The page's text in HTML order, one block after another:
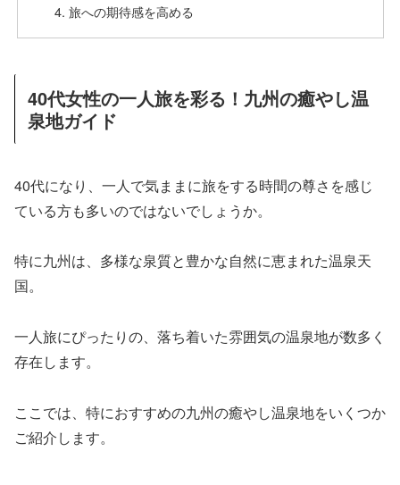
旅への期待感を高める
40代女性の一人旅を彩る！九州の癒やし温
泉地ガイド
40代になり、一人で気ままに旅をする時間の尊さを感じ
ている方も多いのではないでしょうか。
特に九州は、多様な泉質と豊かな自然に恵まれた温泉天
国。
一人旅にぴったりの、落ち着いた雰囲気の温泉地が数多く
存在します。
ここでは、特におすすめの九州の癒やし温泉地をいくつか
ご紹介します。